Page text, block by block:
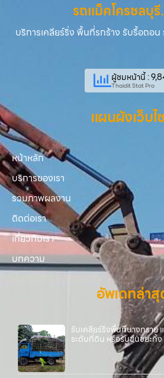
รถแม็คโครชลบุ
บริการเคลียร์ริ่ง พื้นที่รกร้าง รับรื้อถอ
ผู้ชมหน้านี้ :
Thaidit Stat Pro
แผนผังเว็บไ
หน้าหลัก
บริการของเรา
รวมภาพผลงาน
ติดต่อเรา
เกี่ยวกับเรา
บทความ
อัพเดทล่า
รับเคลียร์ริ่งพื้นที่บางทราย
ระดับที่ดิน หรือรับขนขยะทิ้